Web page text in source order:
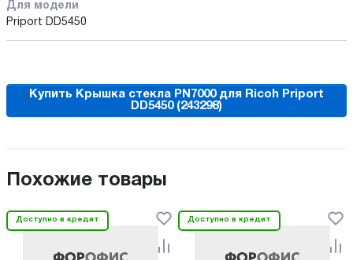
Для модели
Priport DD5450
Купить Крышка стекла PN7000 для Ricoh Priport
DD5450 (243298)
Похожие товары
Доступно в кредит Доступно в кредит